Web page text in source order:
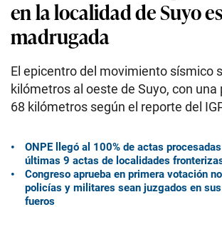
en la localidad de Suyo
madrugada
El epicentro del movimiento sísmico
kilómetros al oeste de Suyo, con una
68 kilómetros según el reporte del
ONPE llegó al 100% de actas
últimas 9 actas de localidades
Congreso aprueba en primera votación
policías y militares sean juzgados en
fueros